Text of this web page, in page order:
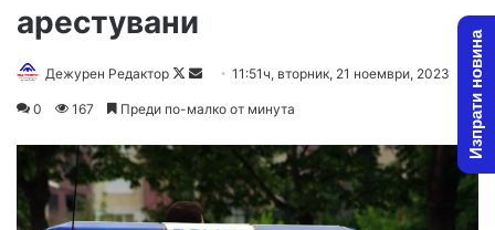
арестувани
Дежурен Редактор
Follow
Send11:51ч, вторник, 21 ноември, 2023
0 167 Преди по-малко от минута Изпрати новина